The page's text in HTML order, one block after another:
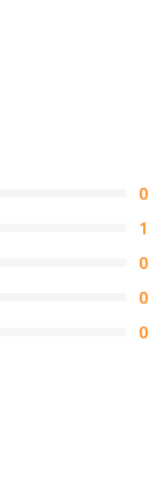
0
1
0
0
0